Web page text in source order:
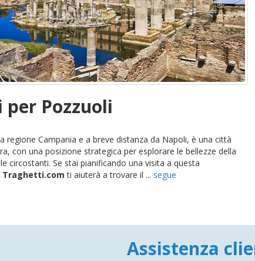
Pozzuoli
regione Campania e a breve distanza da Napoli, è una città
con una posizione strategica per esplorare le bellezze della
circostanti. Se stai pianificando una visita a questa
Traghetti.com ti aiuterà a trovare il ... segue
Assistenza